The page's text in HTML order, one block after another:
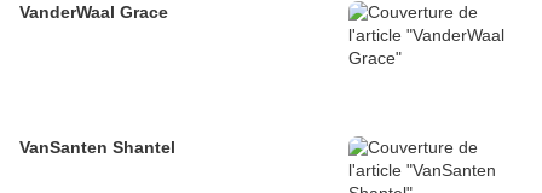
VanderWaal Grace
VanSanten Shantel